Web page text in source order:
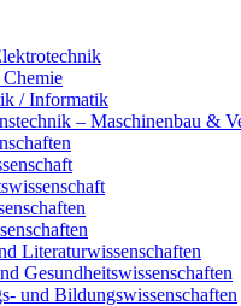
/ Informatik
– Maschinenbau &
Literaturwissenschaften
Gesundheitswissenschaften
und Bildungswissenschaften